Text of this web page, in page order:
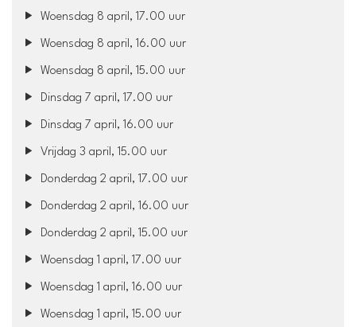
Woensdag 8 april, 17.00 uur
Woensdag 8 april, 16.00 uur
Woensdag 8 april, 15.00 uur
Dinsdag 7 april, 17.00 uur
Dinsdag 7 april, 16.00 uur
Vrijdag 3 april, 15.00 uur
Donderdag 2 april, 17.00 uur
Donderdag 2 april, 16.00 uur
Donderdag 2 april, 15.00 uur
Woensdag 1 april, 17.00 uur
Woensdag 1 april, 16.00 uur
Woensdag 1 april, 15.00 uur